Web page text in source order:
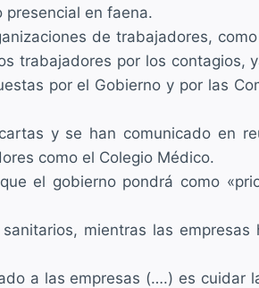
presencial en faena.
de trabajadores,
trabajadores por los contagios,
por el Gobierno y por las
y se han comunicado en
como el Colegio Médico.
el gobierno pondrá como
mientras las
a las empresas (….) es